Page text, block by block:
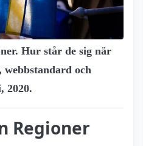
Hur står de sig när
och
2020.
Regioner